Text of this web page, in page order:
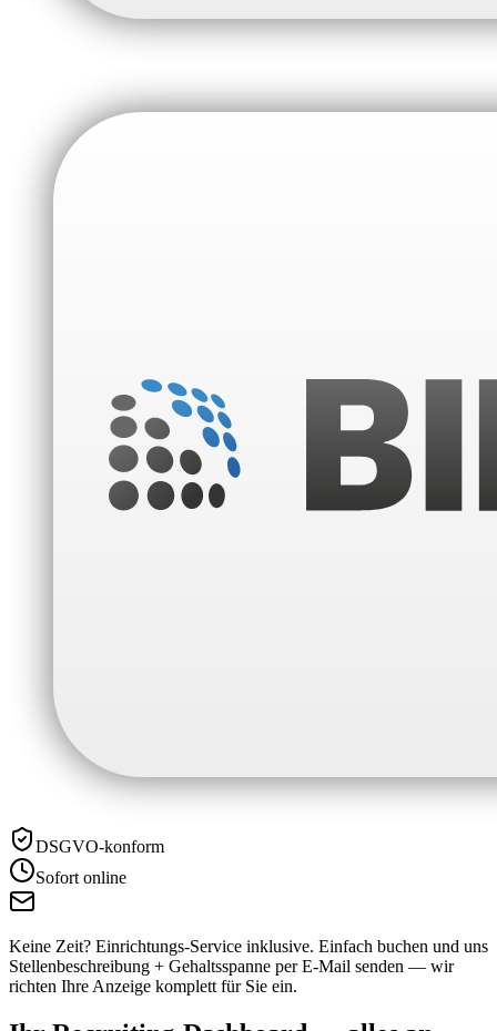
DSGVO-konform
Sofort online
Keine Zeit? Einrichtungs-Service inklusive. Einfach buchen und uns
Stellenbeschreibung + Gehaltsspanne per E-Mail senden — wir
richten Ihre Anzeige komplett für Sie ein.